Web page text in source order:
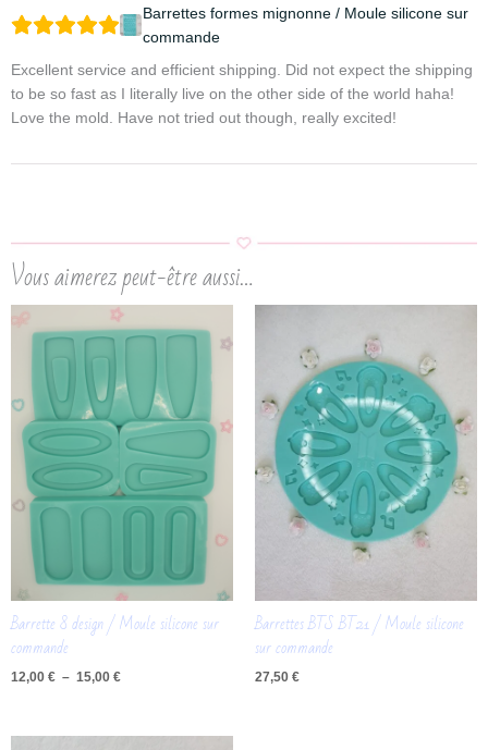
Barrettes formes mignonne / Moule silicone sur
commande
Excellent service and efficient shipping. Did not expect the shipping
to be so fast as I literally live on the other side of the world haha!
Love the mold. Have not tried out though, really excited!
Vous aimerez peut-être aussi…
Barrette 8 design / Moule silicone sur
commande
12,00 € – 15,00 €
Plage
de
à
15,00 €
Barrettes BTS BT21 / Moule silicone
sur commande
27,50 €